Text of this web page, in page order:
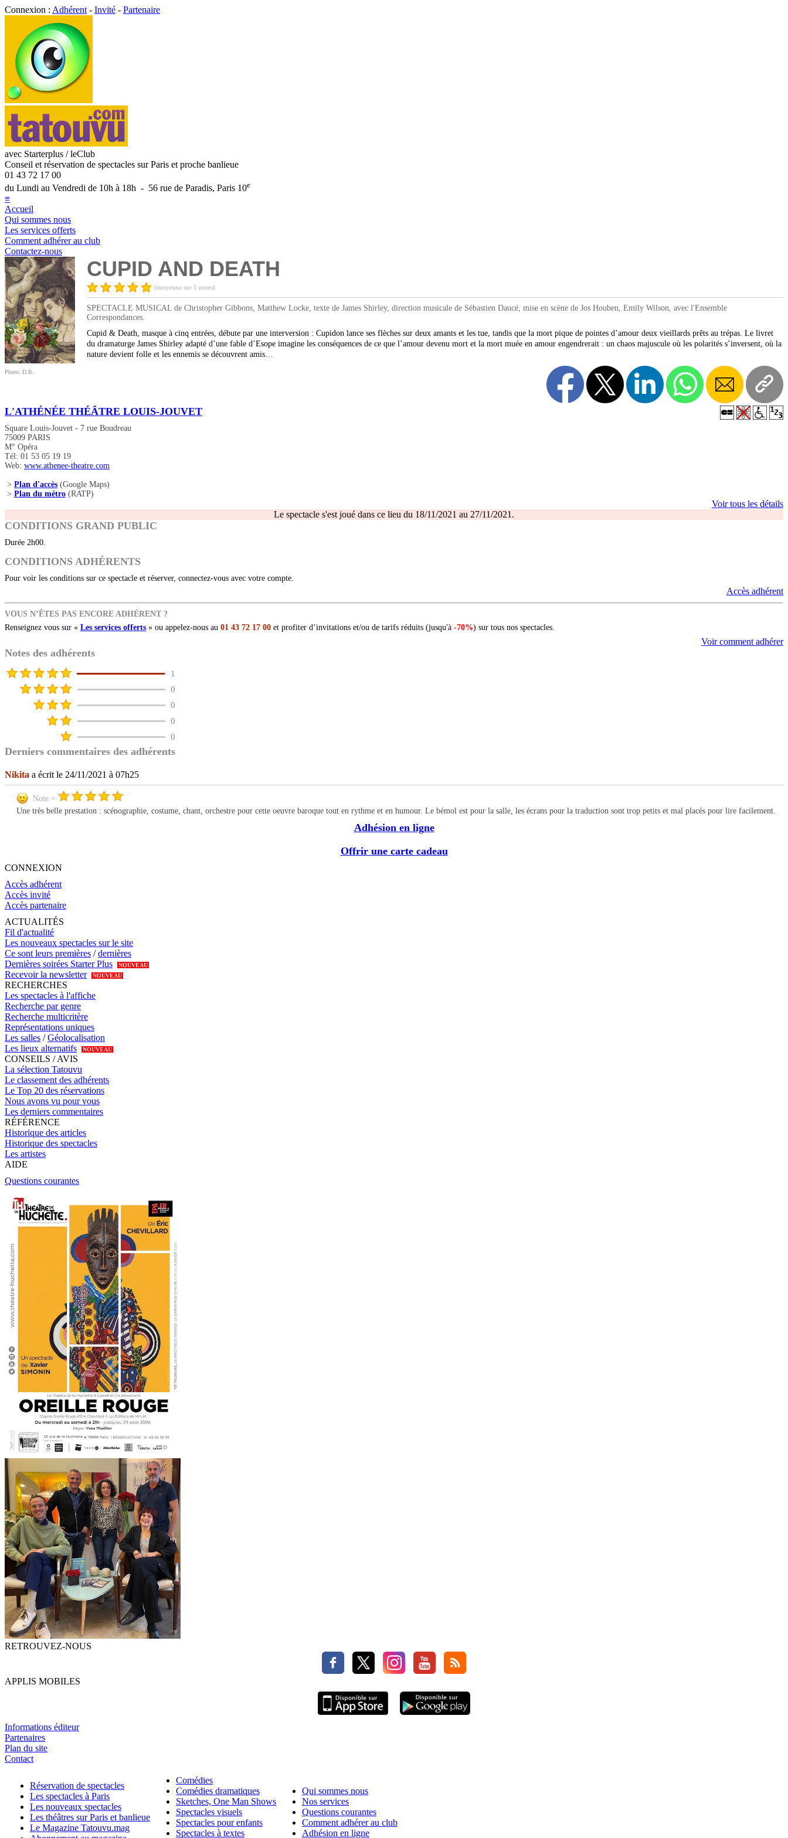
Connexion : Adhérent - Invité - Partenaire
avec Starterplus / leClub
Conseil et réservation de spectacles sur Paris et proche banlieue
01 43 72 17 00
du Lundi au Vendredi de 10h à 18h - 56 rue de Paradis, Paris 10e
≡
Accueil
Qui sommes nous
Les services offerts
Comment adhérer au club
Contactez-nous
Photo: D.R.
CUPID AND DEATH
(moyenne sur 1 notes)
SPECTACLE MUSICAL de Christopher Gibbons, Matthew Locke, texte de James Shirley, direction musicale de Sébastien Daucé, mise en scène de Jos Houben, Emily Wilson, avec l'Ensemble
Correspondances.
Cupid & Death, masque à cinq entrées, débute par une interversion : Cupidon lance ses flèches sur deux amants et les tue, tandis que la mort pique de pointes d’amour deux vieillards prêts au trépas. Le livret
du dramaturge James Shirley adapté d’une fable d’Esope imagine les conséquences de ce que l’amour devenu mort et la mort muée en amour engendrerait : un chaos majuscule où les polarités s’inversent, où la
nature devient folle et les ennemis se découvrent amis…
L'ATHÉNÉE THÉÂTRE LOUIS-JOUVET
Square Louis-Jouvet - 7 rue Boudreau
75009 PARIS
M° Opéra
Tél: 01 53 05 19 19
Web: www.athenee-theatre.com
> Plan d'accès (Google Maps)
> Plan du métro (RATP)
Voir tous les détails
Le spectacle s'est joué dans ce lieu du 18/11/2021 au 27/11/2021.
CONDITIONS GRAND PUBLIC
Durée 2h00.
CONDITIONS ADHÉRENTS
Pour voir les conditions sur ce spectacle et réserver, connectez-vous avec votre compte.
Accès adhérent
VOUS N’ÊTES PAS ENCORE ADHÉRENT ?
Renseignez vous sur « Les services offerts » ou appelez-nous au 01 43 72 17 00 et profiter d’invitations et/ou de tarifs réduits (jusqu'à -70%) sur tous nos spectacles.
Voir comment adhérer
Notes des adhérents
1
0
0
0
0
Derniers commentaires des adhérents
Nikita a écrit le 24/11/2021 à 07h25
Note =
Une très belle prestation : scénographie, costume, chant, orchestre pour cette oeuvre baroque tout en rythme et en humour. Le bémol est pour la salle, les écrans pour la traduction sont trop petits et mal placés pour lire facilement.
Adhésion en ligne
Offrir une carte cadeau
CONNEXION
Accès adhérent
Accès invité
Accès partenaire
ACTUALITÉS
Fil d'actualité
Les nouveaux spectacles sur le site
Ce sont leurs premières /dernières
Dernières soirées Starter Plus
NOUVEAU
Recevoir la newsletter NOUVEAU
RECHERCHES
Les spectacles à l'affiche
Recherche par genre
Recherche multicritère
Représentations uniques
Les salles /Géolocalisation
Les lieux alternatifs
NOUVEAU
CONSEILS / AVIS
La sélection Tatouvu
Le classement des adhérents
Le Top 20 des réservations
Nous avons vu pour vous
Les derniers commentaires
RÉFÉRENCE
Historique des articles
Historique des spectacles
Les artistes
AIDE
Questions courantes
RETROUVEZ-NOUS
APPLIS MOBILES
Informations éditeur
Partenaires
Plan du site
Contact
Réservation de spectacles
Les spectacles à Paris
Les nouveaux spectacles
Les théâtres sur Paris et banlieue
Le Magazine Tatouvu.mag
Comédies
Comédies dramatiques
Sketches, One Man Shows
Spectacles visuels
Spectacles pour enfants
Spectacles à textes
Qui sommes nous
Nos services
Questions courantes
Comment adhérer au club
Adhésion en ligne